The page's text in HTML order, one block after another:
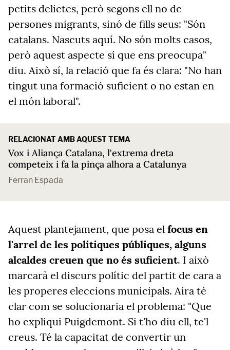
petits delictes, però segons ell no de
persones migrants, sinó de fills seus: "Són
catalans. Nascuts aquí. No són molts casos,
però aquest aspecte sí que ens preocupa"
diu. Això sí, la relació que fa és clara: "No han
tingut una formació suficient o no estan en
el món laboral".
RELACIONAT AMB AQUEST TEMA
Vox i Aliança Catalana, l'extrema dreta
competeix i fa la pinça alhora a Catalunya
Ferran Espada
Aquest plantejament, que posa el focus en
l'arrel de les polítiques públiques, alguns
alcaldes creuen que no és suficient. I això
marcarà el discurs polític del partit de cara a
les properes eleccions municipals. Aira té
clar com se solucionaria el problema: "Que
ho expliqui Puigdemont. Si t'ho diu ell, te'l
creus. Té la capacitat de convertir un